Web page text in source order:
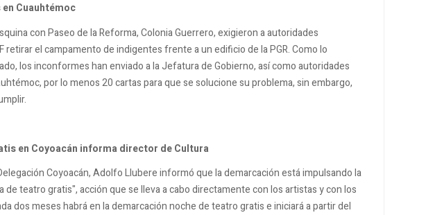
Cuauhtémoc
con Paseo de la Reforma, Colonia Guerrero, exigieron a autoridades
retirar el campamento de indigentes frente a un edificio de la PGR. Como lo
los inconformes han enviado a la Jefatura de Gobierno, así como autoridades
por lo menos 20 cartas para que se solucione su problema, sin embargo,
en Coyoacán informa director de Cultura
Coyoacán, Adolfo Llubere informó que la demarcación está impulsando la
de teatro gratis", acción que se lleva a cabo directamente con los artistas y con los
dos meses habrá en la demarcación noche de teatro gratis e iniciará a partir del